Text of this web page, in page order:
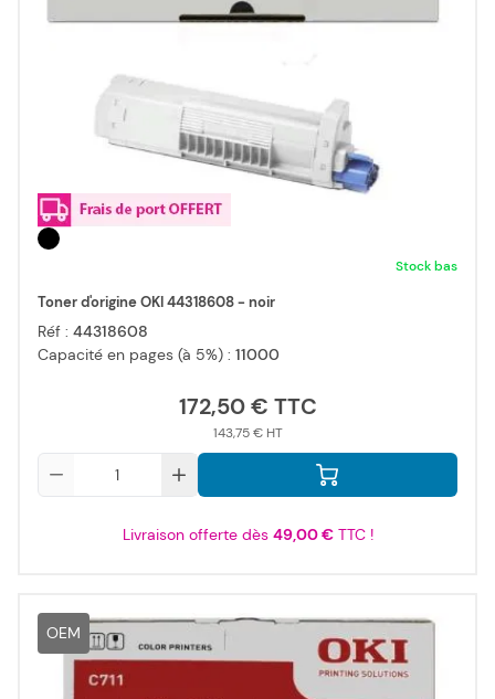
Stock bas
Toner d'origine OKI 44318608 - noir
Réf : 44318608
Capacité en pages (à 5%) : 11000
172,50 €
143,75 €
Livraison offerte dès 49,00 €TTC !
OEM